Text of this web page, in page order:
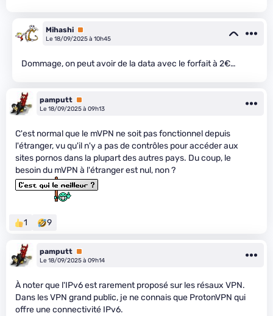
Mihashi Premium
Le 18/09/2025 à 10h45
Dommage, on peut avoir de la data avec le forfait à 2€…
pamputt Premium
Le 18/09/2025 à 09h13
C'est normal que le mVPN ne soit pas fonctionnel depuis
l'étranger, vu qu'il n'y a pas de contrôles pour accéder aux
sites pornos dans la plupart des autres pays. Du coup, le
besoin du mVPN à l'étranger est nul, non ?
1 9
pamputt Premium
Le 18/09/2025 à 09h14
À noter que l'IPv6 est rarement proposé sur les résaux VPN.
Dans les VPN grand public, je ne connais que ProtonVPN qui
offre une connectivité IPv6.